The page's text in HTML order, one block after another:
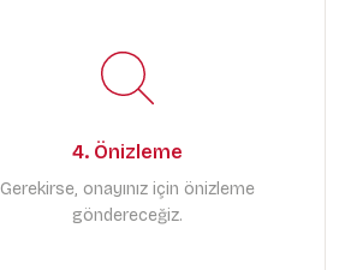
4. Önizleme
Gerekirse, onayınız için önizleme
göndereceğiz.